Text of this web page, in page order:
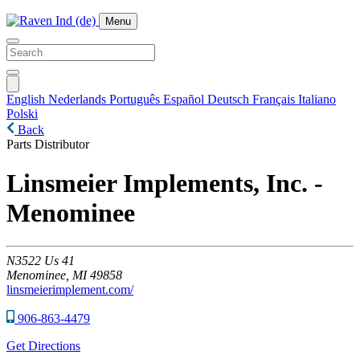
Menu
English Nederlands Português Español Deutsch Français Italiano
Polski
Back
Parts Distributor
Linsmeier Implements, Inc. -
Menominee
N3522 Us 41
Menominee, MI 49858
linsmeierimplement.com/
906-863-4479
Get Directions